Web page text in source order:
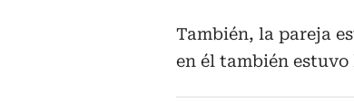
También, la pareja
en él también estuvo